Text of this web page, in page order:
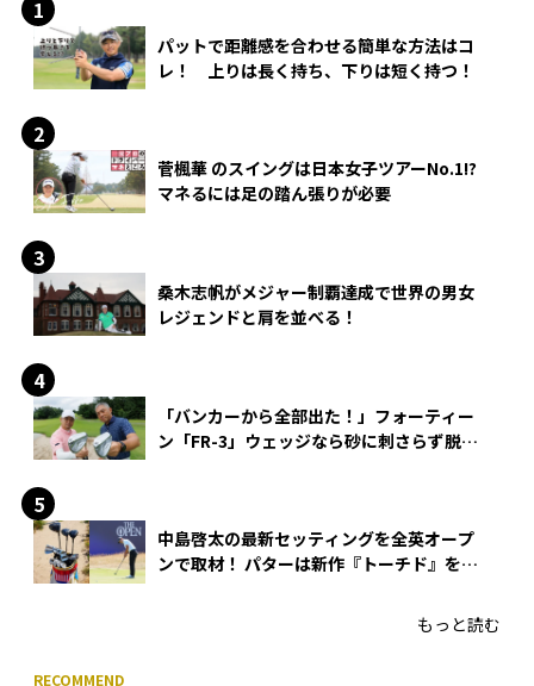
パットで距離感を合わせる簡単な方法はコ
レ！ 上りは長く持ち、下りは短く持つ！
菅楓華 のスイングは日本女子ツアーNo.1!?
マネるには足の踏ん張りが必要
桑木志帆がメジャー制覇達成で世界の男女
レジェンドと肩を並べる！
「バンカーから全部出た！」フォーティー
ン「FR-3」ウェッジなら砂に刺さらず脱出
中島啓太の最新セッティングを全英オープ
ンで取材！ パターは新作『トーチド』を投
もっと読む